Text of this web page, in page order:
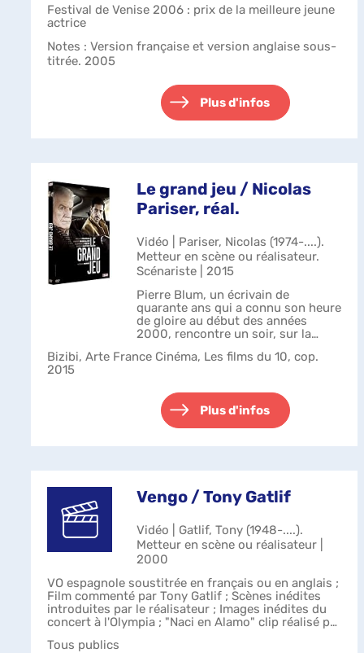
Festival de Venise 2006 : prix de la meilleure jeune
actrice
Notes : Version française et version anglaise sous-
titrée. 2005
Plus d'infos
Le grand jeu / Nicolas
Pariser, réal.
Vidéo | Pariser, Nicolas (1974-....).
Metteur en scène ou réalisateur.
Scénariste | 2015
Pierre Blum, un écrivain de
quarante ans qui a connu son heure
de gloire au début des années
2000, rencontre un soir, sur la
mystérieux, Joseph Paskin. Influent
Bizibi, Arte France Cinéma, Les films du 10, cop.
2015
Plus d'infos
Vengo / Tony Gatlif
Vidéo | Gatlif, Tony (1948-....).
Metteur en scène ou réalisateur |
2000
VO espagnole soustitrée en français ou en anglais ;
Film commenté par Tony Gatlif ; Scènes inédites
introduites par le réalisateur ; Images inédites du
concert à l'Olympia ; "Naci en Alamo" clip réalisé par
Tous publics